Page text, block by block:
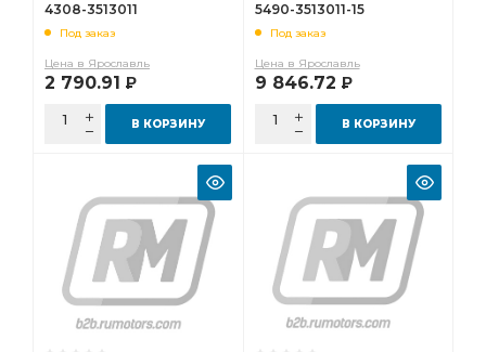
4308-3513011
Под заказ
Цена в Ярославль
2 790.91 Р
В КОРЗИНУ
5490-3513011-15
Под заказ
Цена в Ярославль
9 846.72 Р
В КОРЗИНУ